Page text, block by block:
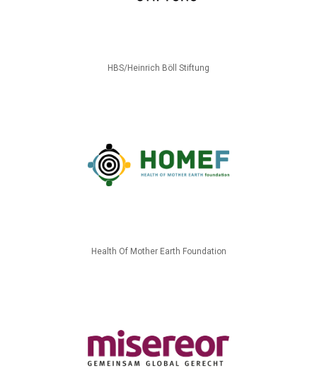
HBS/Heinrich Böll Stiftung
Health Of Mother Earth Foundation